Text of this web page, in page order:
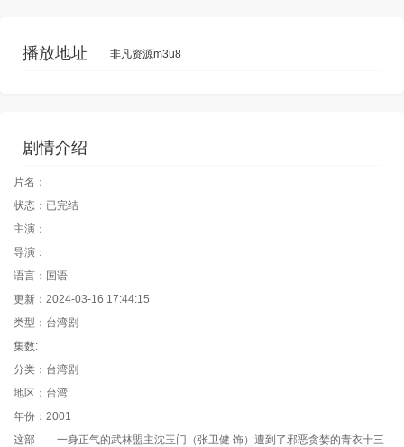
播放地址 非凡资源m3u8
剧情介绍
片名：
状态：已完结
主演：
导演：
语言：国语
更新：2024-03-16 17:44:15
类型：台湾剧
集数:
分类：台湾剧
地区：台湾
年份：2001
这部 一身正气的武林盟主沈玉门（张卫健 饰）遭到了邪恶贪婪的青衣十三